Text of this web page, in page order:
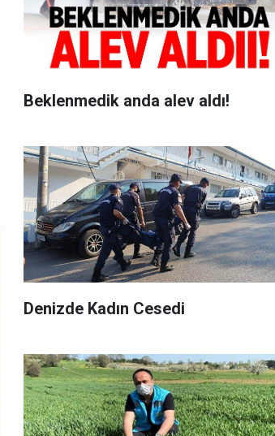
Beklenmedik anda alev aldı!
Denizde Kadın Cesedi